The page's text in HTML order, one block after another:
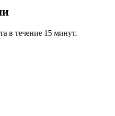
в течение 15 минут.